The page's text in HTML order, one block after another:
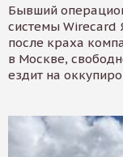
Бывший
системы Wirecard
после краха
в Москве,
ездит на